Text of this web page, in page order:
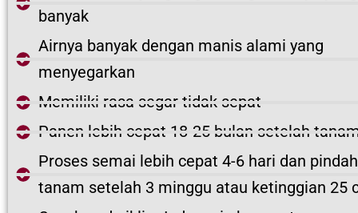
banyak
Airnya banyak dengan manis alami yang
menyegarkan
Memiliki rasa segar tidak sepat
Panen lebih cepat 18-25 bulan setelah
Proses semai lebih cepat 4-6 hari dan pindah
tanam setelah 3 minggu atau ketinggian 25